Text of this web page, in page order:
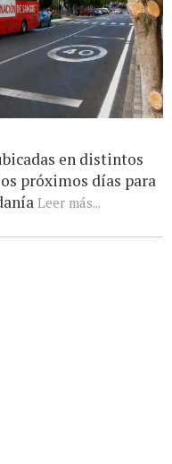
en distintos
próximos días para
Leer más...